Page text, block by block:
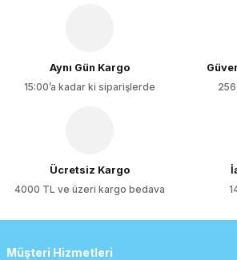
Aynı Gün Kargo
15:00’a kadar ki siparişlerde
Ücretsiz Kargo
4000 TL ve üzeri kargo bedava
Müşteri Hizmetleri